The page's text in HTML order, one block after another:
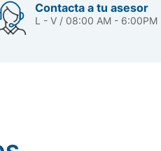
Contacta a tu asesor
L - V / 08:00 AM - 6:00PM